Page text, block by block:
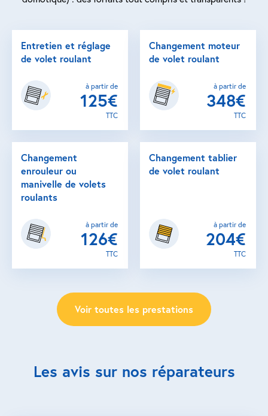
Entretien et réglage
de volet roulant
à partir de
125€
TTC
Changement moteur
de volet roulant
à partir de
348€
TTC
Changement
enrouleur ou
manivelle de volets
roulants
à partir de
126€
TTC
Changement tablier
de volet roulant
à partir de
204€
TTC
Voir toutes les prestations
Les avis sur nos réparateurs